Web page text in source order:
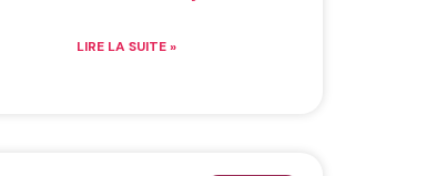
LIRE LA SUITE »